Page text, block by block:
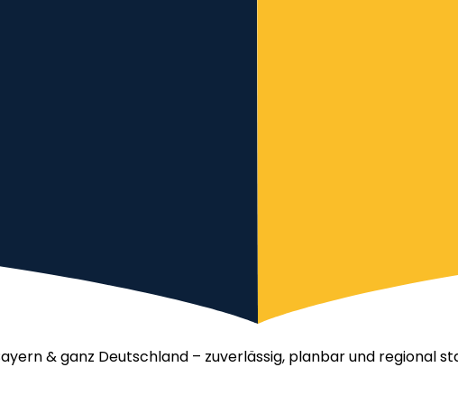
& ganz Deutschland – zuverlässig, planbar und regional